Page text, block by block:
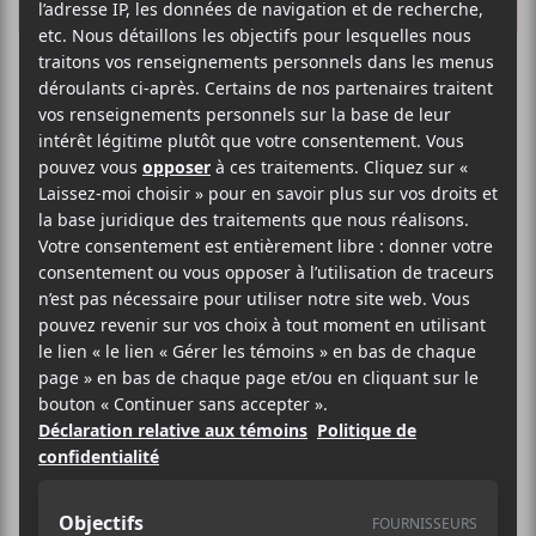
Le REFRAIN
dévoile sa
nouvelle
plateforme
Le Regroupement des festivals
régionaux artistiques indépendants
(REFRAIN) présente sa plateforme
regroupant les festivals d’ici.